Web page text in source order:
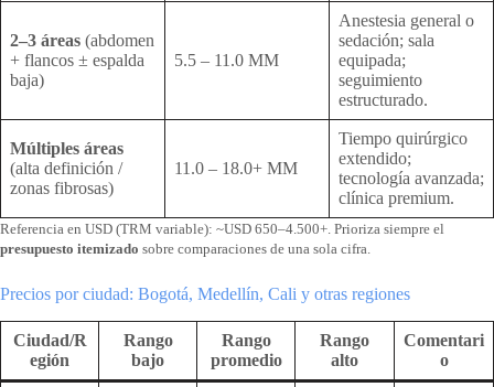
2–3 áreas (abdomen
+ flancos ± espalda
baja)
5.5 – 11.0 MM
Anestesia general o
sedación; sala
equipada;
seguimiento
estructurado.
Múltiples áreas
(alta definición /
zonas fibrosas)
11.0 – 18.0+ MM
Tiempo quirúrgico
extendido;
tecnología avanzada;
clínica premium.
Referencia en USD (TRM variable): ~USD 650–4.500+. Prioriza siempre el
presupuesto itemizado sobre comparaciones de una sola cifra.
Precios por ciudad: Bogotá, Medellín, Cali y otras regiones
Ciudad/R
egión
Rango
bajo
Rango
promedio
Rango
alto
Comentari
o